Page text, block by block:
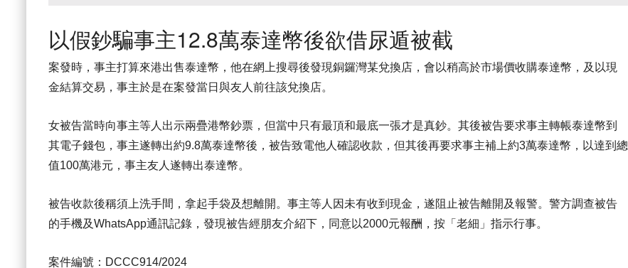
以假鈔騙事主12.8萬泰達幣後欲借尿遁被截
案發時，事主打算來港出售泰達幣，他在網上搜尋後發現銅鑼灣某兌換店，會以稍高於市場價收購泰達幣，及以現
金結算交易，事主於是在案發當日與友人前往該兌換店。
女被告當時向事主等人出示兩疊港幣鈔票，但當中只有最頂和最底一張才是真鈔。其後被告要求事主轉帳泰達幣到
其電子錢包，事主遂轉出約9.8萬泰達幣後，被告致電他人確認收款，但其後再要求事主補上約3萬泰達幣，以達到總
值100萬港元，事主友人遂轉出泰達幣。
被告收款後稱須上洗手間，拿起手袋及想離開。事主等人因未有收到現金，遂阻止被告離開及報警。警方調查被告
的手機及WhatsApp通訊記錄，發現被告經朋友介紹下，同意以2000元報酬，按「老細」指示行事。
案件編號：DCCC914/2024